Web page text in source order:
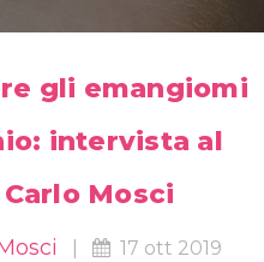
gli emangiomi
intervista al
Mosci
17 ott 2019